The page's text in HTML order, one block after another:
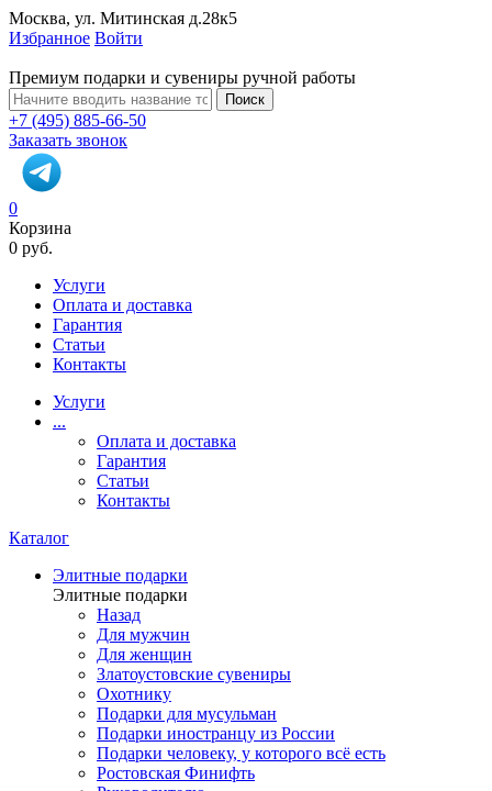
Москва, ул. Митинская д.28к5
Избранное Войти
Премиум подарки и сувениры ручной работы
Поиск
+7 (495) 885-66-50
Заказать звонок
0
Корзина
0 руб.
Услуги
Оплата и доставка
Гарантия
Статьи
Контакты
Услуги
...
Оплата и доставка
Гарантия
Статьи
Контакты
Каталог
Элитные подарки
Элитные подарки
Назад
Для мужчин
Для женщин
Златоустовские сувениры
Охотнику
Подарки для мусульман
Подарки иностранцу из России
Подарки человеку, у которого всё есть
Ростовская Финифть